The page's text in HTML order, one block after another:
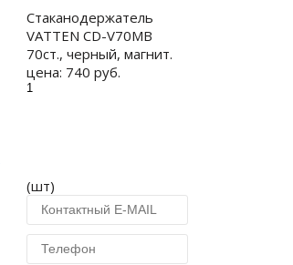
Стаканодержатель
VATTEN CD-V70MB
70ст., черный, магнит.
цена: 740 руб.
(шт)